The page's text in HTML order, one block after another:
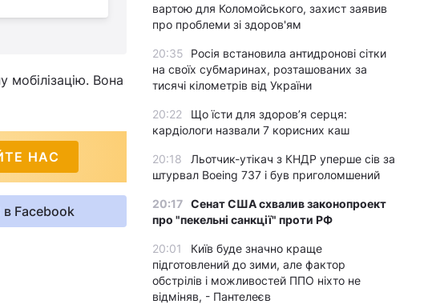
мобілізацію. Вона
НАС
Facebook
вартою для Коломойського, захист заявив
про проблеми зі здоров'ям
20:35
Росія встановила антидронові сітки
на своїх субмаринах, розташованих за
тисячі кілометрів від України
20:22
Що їсти для здоров’я серця:
кардіологи назвали 7 корисних каш
20:18
Льотчик-утікач з КНДР уперше сів за
штурвал Boeing 737 і був приголомшений
20:17 Сенат США схвалив законопроект
про "пекельні санкції" проти РФ
20:01
Київ буде значно краще
підготовлений до зими, але фактор
обстрілів і можливостей ППО ніхто не
відміняв, - Пантелеєв